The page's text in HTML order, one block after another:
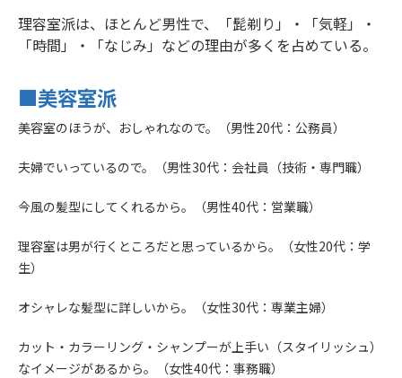
理容室派は、ほとんど男性で、「髭剃り」・「気軽」・
「時間」・「なじみ」などの理由が多くを占めている。
■美容室派
美容室のほうが、おしゃれなので。（男性20代：公務員）
夫婦でいっているので。（男性30代：会社員（技術・専門職）
今風の髪型にしてくれるから。（男性40代：営業職）
理容室は男が行くところだと思っているから。（女性20代：学
生）
オシャレな髪型に詳しいから。（女性30代：専業主婦）
カット・カラーリング・シャンプーが上手い（スタイリッシュ）
なイメージがあるから。（女性40代：事務職）